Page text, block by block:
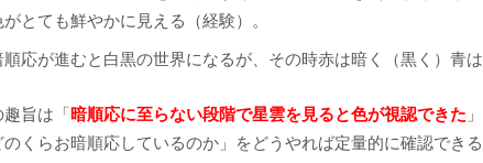
とても鮮やかに見える（経験）。
応が進むと白黒の世界になるが、その時赤は暗く（黒く）青
旨は「暗順応に至らない段階で星雲を見ると色が視認できた
のくらお暗順応しているのか」をどうやれば定量的に確認でき